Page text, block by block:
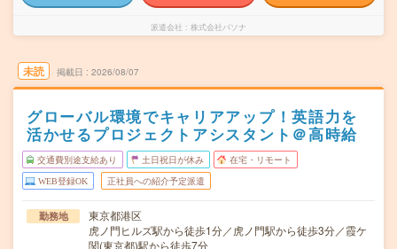
派遣会社 株式会社パソナ
未読 掲載日 2026/08/07
グローバル環境でキャリアアップ！英語力を
活かせるプロジェクトアシスタント＠高時給
交通費別途支給あり 土日祝日が休み 在宅・リモート
WEB登録OK 正社員への紹介予定派遣
勤務地
東京都港区
虎ノ門ヒルズ駅から徒歩1分／虎ノ門駅から徒歩3分／霞ケ
関(東京都)駅から徒歩7分